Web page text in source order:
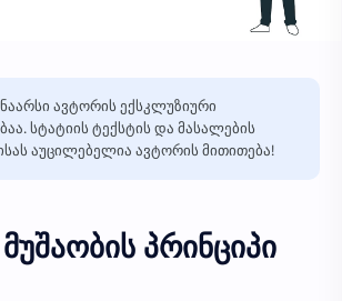
ავტორის ექსკლუზიური
სტატიის ტექსტის და მასალების
აუცილებელია ავტორის მითითება!
პრინციპი